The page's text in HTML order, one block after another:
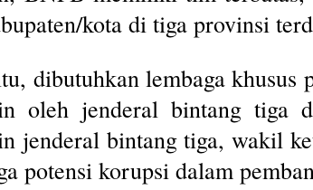
kota di tiga provinsi
dibutuhkan lembaga khusus
oleh jenderal bintang tiga
jenderal bintang tiga, wakil
potensi korupsi dalam